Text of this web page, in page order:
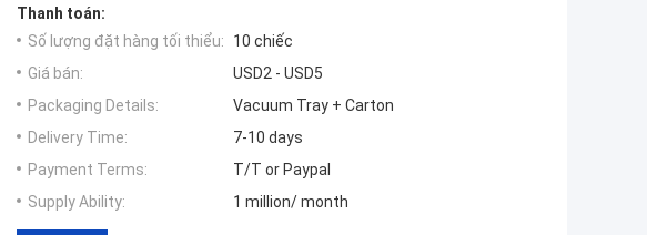
Thanh toán:
Số lượng đặt hàng tối thiểu:
10 chiếc
Giá bán:
USD2 - USD5
Packaging Details:
Vacuum Tray + Carton
Delivery Time:
7-10 days
Payment Terms:
T/T or Paypal
Supply Ability:
1 million/ month